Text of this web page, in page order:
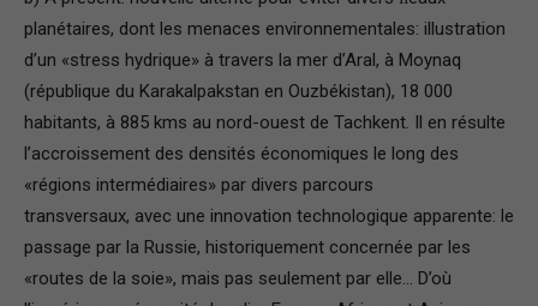
planétaires, dont les menaces environnementales: illustration
d’un «stress hydrique» à travers la mer d’Aral, à Moynaq
(république du Karakalpakstan en Ouzbékistan), 18 000
habitants, à 885 kms au nord-ouest de Tachkent. Il en résulte
l’accroissement des densités économiques le long des
«régions intermédiaires» par divers parcours
transversaux, avec une innovation technologique apparente: le
passage par la Russie, historiquement concernée par les
«routes de la soie», mais pas seulement par elle… D’où